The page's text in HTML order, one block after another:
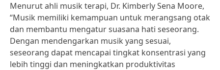
Menurut ahli musik terapi, Dr. Kimberly Sena Moore,
“Musik memiliki kemampuan untuk merangsang otak
dan membantu mengatur suasana hati seseorang.
Dengan mendengarkan musik yang sesuai,
seseorang dapat mencapai tingkat konsentrasi yang
lebih tinggi dan meningkatkan produktivitas